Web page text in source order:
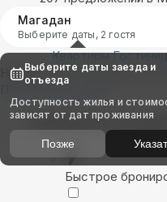
Магадан
Выберите даты, 2 гостя
Квартиры
Найдём, где остановиться
Показать на карте
Выбирайте лучшее
Быстрое
Выберите даты заезда и
отъезда
Доступность жилья и
зависят от дат проживания
Позже